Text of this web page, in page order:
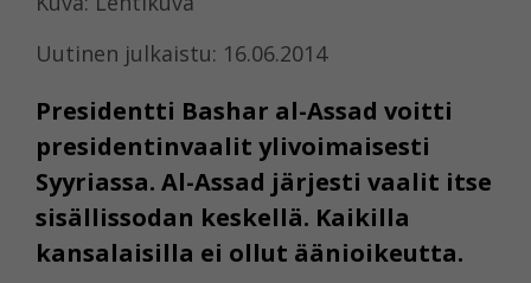
Uutinen julkaistu: 16.06.2014
Presidentti Bashar al-Assad voitti
presidentinvaalit ylivoimaisesti
Syyriassa. Al-Assad järjesti vaalit itse
sisällissodan keskellä. Kaikilla
kansalaisilla ei ollut äänioikeutta.